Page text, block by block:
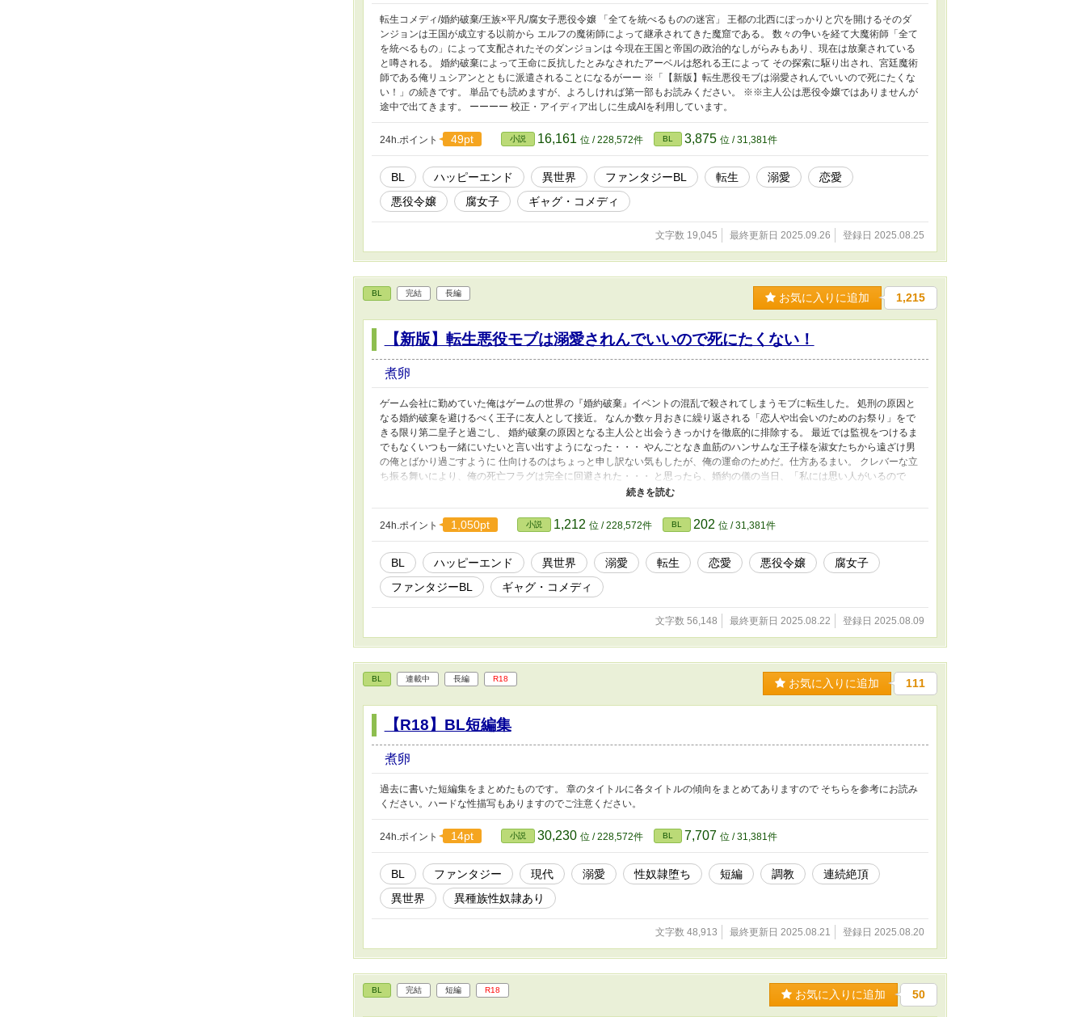
転生コメディ/婚約破棄/王族×平凡/腐女子悪役令嬢 「全てを統べるものの迷宮」 王都の北西にぽっかりと穴を開けるそのダ
ンジョンは王国が成立する以前から エルフの魔術師によって継承されてきた魔窟である。 数々の争いを経て大魔術師「全て
を統べるもの」によって支配されたそのダンジョンは 今現在王国と帝国の政治的なしがらみもあり、現在は放棄されている
と噂される。 婚約破棄によって王命に反抗したとみなされたアーベルは怒れる王によって その探索に駆り出され、宮廷魔術
師である俺リュシアンとともに派遣されることになるがーー ※「【新版】転生悪役モブは溺愛されんでいいので死にたくな
い！」の続きです。 単品でも読めますが、よろしければ第一部もお読みください。 ※※主人公は悪役令嬢ではありませんが
途中で出てきます。 ーーーー 校正・アイディア出しに生成AIを利用しています。
24h.ポイント 49pt 小説 16,161 位 / 228,572件 BL 3,875 位 / 31,381件
BL ハッピーエンド 異世界 ファンタジーBL 転生 溺愛
恋愛
悪役令嬢
腐女子 ギャグ・コメディ
文字数 19,045 最終更新日 2025.09.26 登録日 2025.08.25
BL 完結 長編 お気に入りに追加 1,215
【新版】転生悪役モブは溺愛されんでいいので死にたくない！
煮卵
ゲーム会社に勤めていた俺はゲームの世界の『婚約破棄』イベントの混乱で殺されてしまうモブに転生した。 処刑の原因と
なる婚約破棄を避けるべく王子に友人として接近。 なんか数ヶ月おきに繰り返される「恋人や出会いのためのお祭り」をで
きる限り第二皇子と過ごし、 婚約破棄の原因となる主人公と出会うきっかけを徹底的に排除する。 最近では監視をつけるま
でもなくいつも一緒にいたいと言い出すようになった・・・ やんごとなき血筋のハンサムな王子様を淑女たちから遠ざけ男
の俺とばかり過ごすように 仕向けるのはちょっと申し訳ない気もしたが、俺の運命のためだ。仕方あるまい。 クレバーな立
ち振る舞いにより、俺の死亡フラグは完全に回避された・・・ と思ったら、婚約の儀の当日、「私には思い人がいるので
す」 と言いやがる！一体誰だ！？ その日の夜、俺はゲームの告白イベントがある薔薇園に呼び出されて・・・ ーーーーーー
ーー この作品は以前投稿した「転生悪役モブは溺愛されんで良いので死にたくない！」に 加筆修正を加えたものです。 リュ
シアンの転生前の設定や主人公二人の出会いのシーンを追加し、 あまり描けていなかったキャラクターのシーンを追加して
います。 展開が少し変わっていますので新しい小説として投稿しています。 続編出ました 転生悪役令嬢は溺愛されんでいい
AIを利用しています。
24h.ポイント 1,050pt 小説 1,212 位 / 228,572件 BL 202 位 / 31,381件
BL ハッピーエンド 異世界 溺愛 転生 恋愛 悪役令嬢
腐女子
ファンタジーBL
ギャグ・コメディ
文字数 56,148 最終更新日 2025.08.22 登録日 2025.08.09
BL 連載中 長編 R18 お気に入りに追加 111
【R18】BL短編集
煮卵
過去に書いた短編集をまとめたものです。 章のタイトルに各タイトルの傾向をまとめてありますので そちらを参考にお読み
ください。ハードな性描写もありますのでご注意ください。
24h.ポイント 14pt 小説 30,230 位 / 228,572件 BL 7,707 位 / 31,381件
BL ファンタジー 現代 溺愛 性奴隷堕ち 短編 調教
連続絶頂
異世界
異種族性奴隷あり
文字数 48,913 最終更新日 2025.08.21 登録日 2025.08.20
BL 完結 短編 R18 お気に入りに追加 50